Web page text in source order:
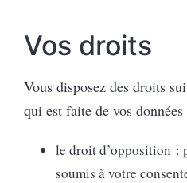
Vos droits
Vous disposez des droits
qui est faite de vos
le droit d’opposition :
soumis à votre